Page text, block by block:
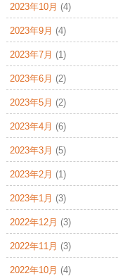
2023年10月 (4)
2023年9月 (4)
2023年7月 (1)
2023年6月 (2)
2023年5月 (2)
2023年4月 (6)
2023年3月 (5)
2023年2月 (1)
2023年1月 (3)
2022年12月 (3)
2022年11月 (3)
2022年10月 (4)